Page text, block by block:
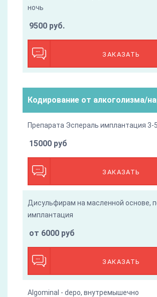
ночь
ЗАКАЗАТЬ
9500 руб.
Кодирование от алкоголизма/
Препарата Эспераль имплантация 3-
ЗАКАЗАТЬ
15000 руб
Дисульфирам на масленной основе,
имплантация
ЗАКАЗАТЬ
от 6000 руб
Algominal - depo, внутремышечно